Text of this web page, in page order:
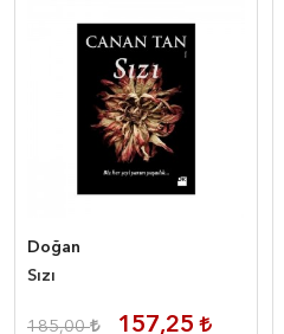
Doğan
Sızı
185,00 157,25